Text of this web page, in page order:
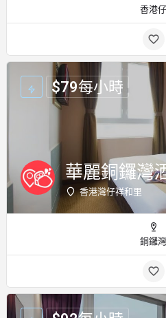
香港仔
華麗銅鑼灣
香港灣仔祥和里
$79每小時
銅鑼灣